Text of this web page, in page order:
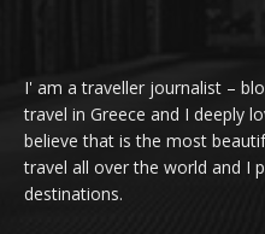
I' am a traveller journalist –
travel in Greece and I deeply
believe that is the most
travel all over the world and I
destinations.